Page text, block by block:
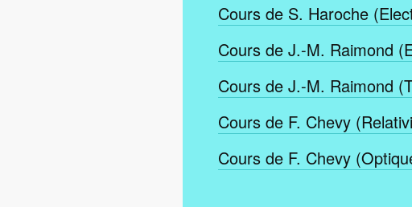
Cours de S. Haroche
Cours de J.-M. Raimond
Cours de J.-M. Raimond
Cours de F. Chevy
Cours de F. Chevy